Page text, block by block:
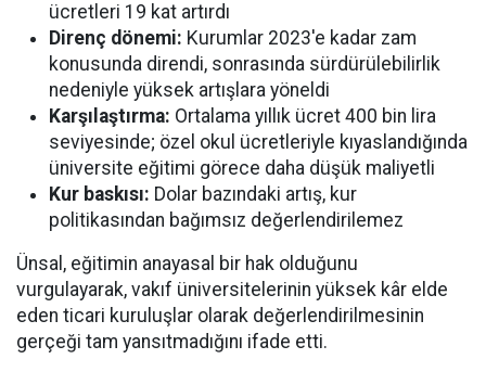
ücretleri 19 kat artırdı
Direnç dönemi: Kurumlar 2023'e kadar zam
konusunda direndi, sonrasında sürdürülebilirlik
nedeniyle yüksek artışlara yöneldi
Karşılaştırma: Ortalama yıllık ücret 400 bin lira
seviyesinde; özel okul ücretleriyle kıyaslandığında
üniversite eğitimi görece daha düşük maliyetli
Kur baskısı: Dolar bazındaki artış, kur
politikasından bağımsız değerlendirilemez
Ünsal, eğitimin anayasal bir hak olduğunu
vurgulayarak, vakıf üniversitelerinin yüksek kâr elde
eden ticari kuruluşlar olarak değerlendirilmesinin
gerçeği tam yansıtmadığını ifade etti.